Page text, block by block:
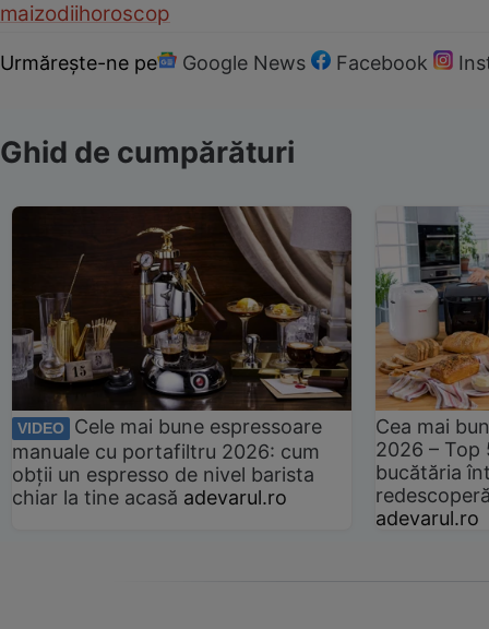
maizodiihoroscop
Urmărește-ne pe Google News Facebook
Ghid de cumpărături
VIDEO
Cele mai bune espressoare
manuale cu portafiltru 2026: cum
obții un espresso de nivel barista
chiar la tine acasă adevarul.ro
Cea mai
2026 –
bucătăria
adevarul.ro